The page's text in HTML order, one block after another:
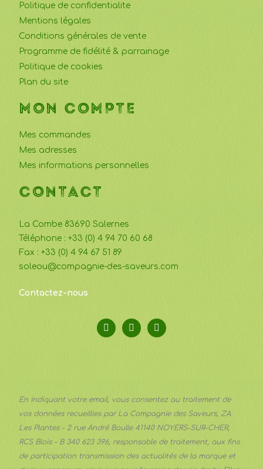
Politique de confidentialite
Mentions légales
Conditions générales de vente
Programme de fidélité & parrainage
Politique de cookies
Plan du site
MON COMPTE
Mes commandes
Mes adresses
Mes informations personnelles
CONTACT
La Combe 83690 Salernes
Téléphone : +33 (0) 4 94 70 60 68
Fax : +33 (0) 4 94 67 51 89
soleou@compagnie-des-saveurs.com
Contactez-nous
En indiquant votre email, vous consentez au traitement de
vos données recueillies par La Compagnie des Saveurs, ZA
Les Plantes - 2 rue André Boulle 41140 NOYERS-SUR-CHER,
RCS Blois - B 340 623 396, responsable de traitement, aux fins
de participation transmission des actualités de la marque et